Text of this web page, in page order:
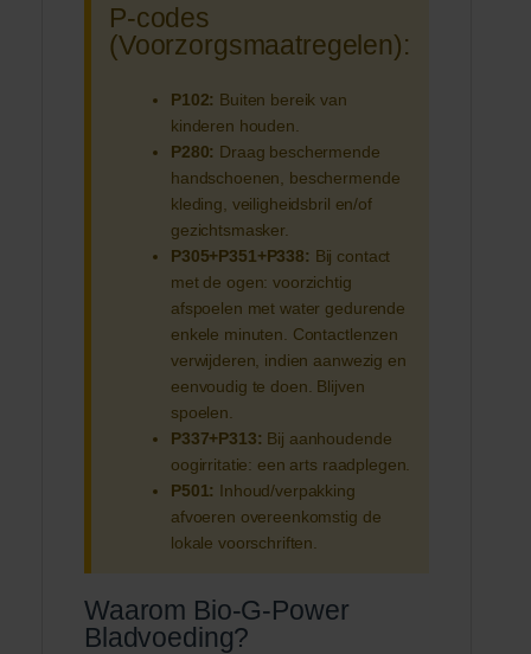
P-codes
(Voorzorgsmaatregelen):
P102: Buiten bereik van
kinderen houden.
P280: Draag beschermende
handschoenen, beschermende
kleding, veiligheidsbril en/of
gezichtsmasker.
P305+P351+P338: Bij contact
met de ogen: voorzichtig
afspoelen met water gedurende
enkele minuten. Contactlenzen
verwijderen, indien aanwezig en
eenvoudig te doen. Blijven
spoelen.
P337+P313: Bij aanhoudende
oogirritatie: een arts raadplegen.
P501: Inhoud/verpakking
afvoeren overeenkomstig de
lokale voorschriften.
Waarom Bio-G-Power
Bladvoeding?